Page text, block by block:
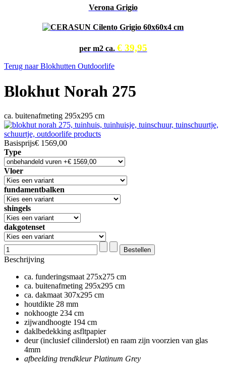
Verona Grigio
per m2 ca. € 39,95
Terug naar Blokhutten Outdoorlife
Blokhut Norah 275
ca. buitenafmeting 295x295 cm
Basisprijs€ 1569,00
Type
Vloer
fundamentbalken
shingels
dakgotenset
Beschrijving
ca. funderingsmaat 275x275 cm
ca. buitenafmeting 295x295 cm
ca. dakmaat 307x295 cm
houtdikte 28 mm
nokhoogte 234 cm
zijwandhoogte 194 cm
daklbedekking asfltpapier
deur (inclusief cilinderslot) en raam zijn voorzien van glas
4mm
afbeelding trendkleur Platinum Grey